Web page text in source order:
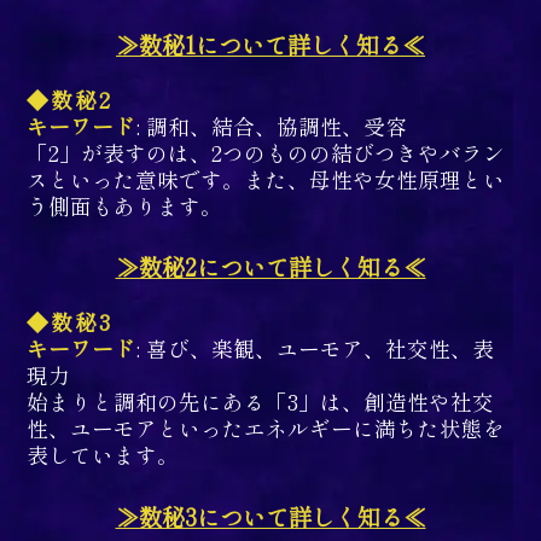
≫数秘1について詳しく知る≪
◆数秘2
キーワード: 調和、結合、協調性、受容
「2」が表すのは、2つのものの結びつきやバラン
スといった意味です。また、母性や女性原理とい
う側面もあります。
≫数秘2について詳しく知る≪
◆数秘3
キーワード: 喜び、楽観、ユーモア、社交性、表
現力
始まりと調和の先にある「3」は、創造性や社交
性、ユーモアといったエネルギーに満ちた状態を
表しています。
≫数秘3について詳しく知る≪